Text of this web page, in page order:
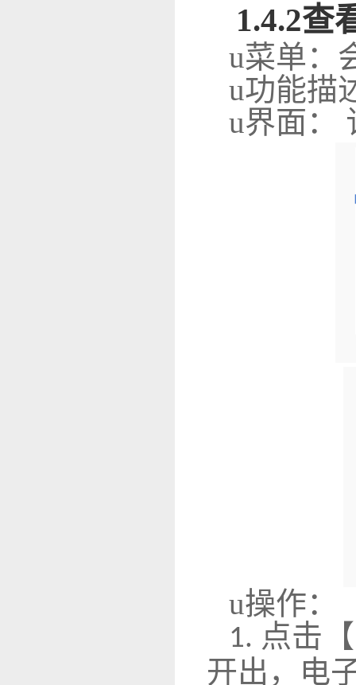
1.4.2查
u菜单：
u功能描
u界面：
u操作：
1. 点击
开出，电